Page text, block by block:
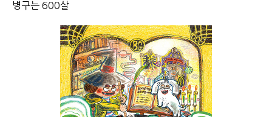
병구는 600살